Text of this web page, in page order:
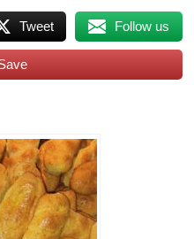
Tweet Follow us